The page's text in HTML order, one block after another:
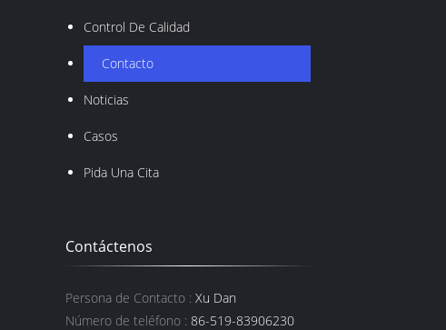
Control De Calidad
Contacto
Noticias
Casos
Pida Una Cita
Contáctenos
Persona de Contacto : Xu Dan
Número de teléfono : 86-519-83906230